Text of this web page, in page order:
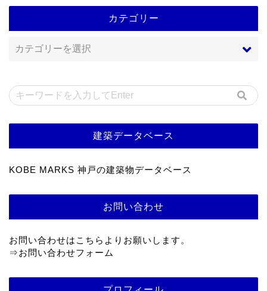
カテゴリー
建築データベース
KOBE MARKS 神戸の建築物データベース
お問い合わせ
お問い合わせはこちらよりお願いします。
⇒お問い合わせフォーム